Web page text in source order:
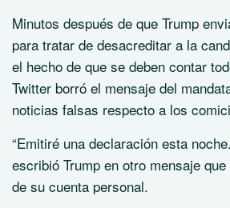
Minutos después de que Trump
para tratar de desacreditar a la
el hecho de que se deben contar
Twitter borró el mensaje del
noticias falsas respecto a los
“Emitiré una declaración esta
escribió Trump en otro mensaje
de su cuenta personal.